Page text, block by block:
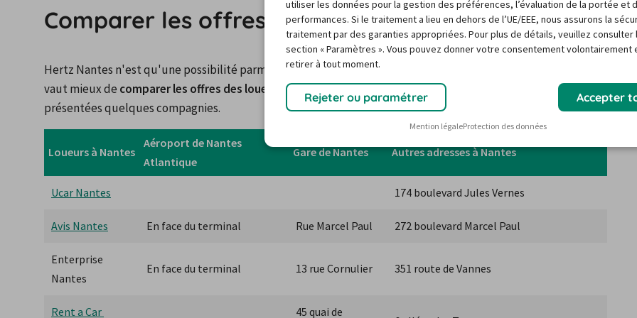
Comparer les offres avec les autres loueurs de
Hertz Nantes n'est qu'une possibilité parmi les différentes possibilités que vous donne Carigami. En effet, il
vaut mieux de comparer les offres des loueurs de Nantes pour réserver au meilleur prix. Ci-dessous sont
présentées quelques compagnies.
Loueurs à Nantes
Aéroport de Nantes
Atlantique
Gare de Nantes Autres adresses à Nantes
Ucar Nantes 174 boulevard Jules Vernes
Avis Nantes En face du terminal Rue Marcel Paul 272 boulevard Marcel Paul
Enterprise
Nantes
En face du terminal 13 rue Cornulier 351 route de Vannes
Rent a Car 45 quai de
utiliser les données pour la gestion des préférences, l’évaluation de la portée et
performances. Si le traitement a lieu en dehors de l’UE/EEE, nous assurons la
traitement par des garanties appropriées. Pour plus de détails, veuillez consulter
section « Paramètres ». Vous pouvez donner votre consentement volontairement
retirer à tout moment.
Rejeter ou paramétrer Accepter
Mention légaleProtection des données